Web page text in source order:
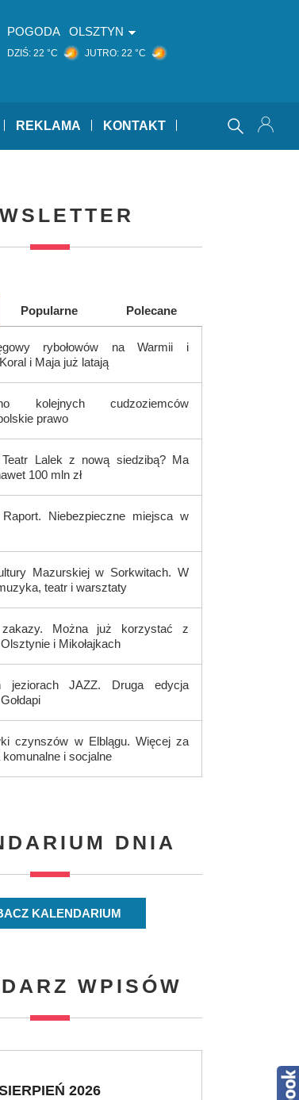
POGODA OLSZTYN
DZIŚ: 22 °C JUTRO: 22 °C
REKLAMA KONTAKT
Popularne Polecane
rybołowów na Warmii i
i Maja już latają
kolejnych cudzoziemców
prawo
Lalek z nową siedzibą? Ma
100 mln zł
Niebezpieczne miejsca w
Mazurskiej w Sorkwitach. W
teatr i warsztaty
zakazy. Można już korzystać z
i Mikołajkach
jeziorach JAZZ. Druga edycja
czynszów w Elblągu. Więcej za
i socjalne
DNIA
KALENDARIUM
WPISÓW
2026